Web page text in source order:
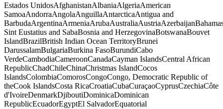
Estados UnidosAfghanistanAlbaniaAlgeriaAmerican
SamoaAndorraAngolaAnguillaAntarcticaAntigua and
Sint Eustatius and SabaBosnia and HerzegovinaBotswanaBouvet
IslandBrazilBritish Indian Ocean TerritoryBrunei
DarussalamBulgariaBurkina FasoBurundiCabo
VerdeCambodiaCameroonCanadaCayman IslandsCentral African
RepublicChadChileChinaChristmas IslandCocos
IslandsColombiaComorosCongoCongo, Democratic Republic of
theCook IslandsCosta RicaCroatiaCubaCuraçaoCyprusCzechiaCôte
d'IvoireDenmarkDjiboutiDominicaDominican
RepublicEcuadorEgyptEl SalvadorEquatorial